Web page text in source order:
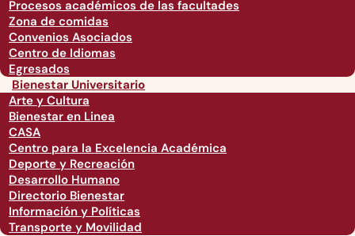
Procesos académicos de las facultades
Zona de comidas
Convenios Asociados
Centro de Idiomas
Egresados
Bienestar Universitario
Arte y Cultura
Bienestar en Linea
CASA
Centro para la Excelencia Académica
Deporte y Recreación
Desarrollo Humano
Directorio Bienestar
Información y Políticas
Transporte y Movilidad